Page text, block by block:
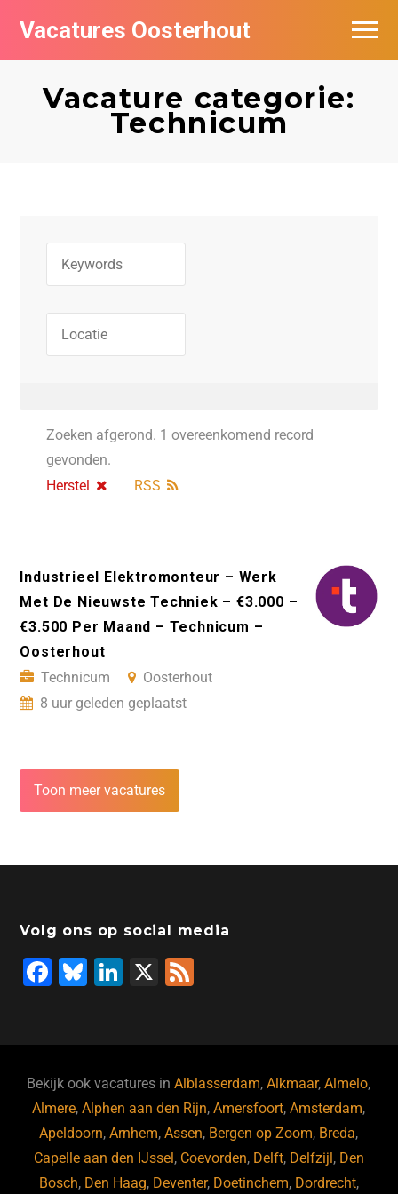
Vacatures Oosterhout
Vacature categorie:
Technicum
Zoeken afgerond. 1 overeenkomend record
gevonden.
Herstel
RSS
Industrieel Elektromonteur – Werk
Met De Nieuwste Techniek – €3.000 –
€3.500 Per Maand – Technicum –
Oosterhout
Technicum
Oosterhout
8 uur geleden geplaatst
Toon meer vacatures
Volg ons op social media
F
b
o
o
k
Bl
ky
Li
dI
n
X
Bekijk ook vacatures inAlblasserdam,Alkmaar,Almelo,
Almere,Alphen aan den Rijn,Amersfoort,Amsterdam,
Apeldoorn,Arnhem,Assen, Bergen op Zoom, Breda,
Capelle aan den IJssel , Coevorden, Delft, Delfzijl , Den
Bosch, Den Haag, Deventer, Doetinchem, Dordrecht,
Vacatures per bedrijf